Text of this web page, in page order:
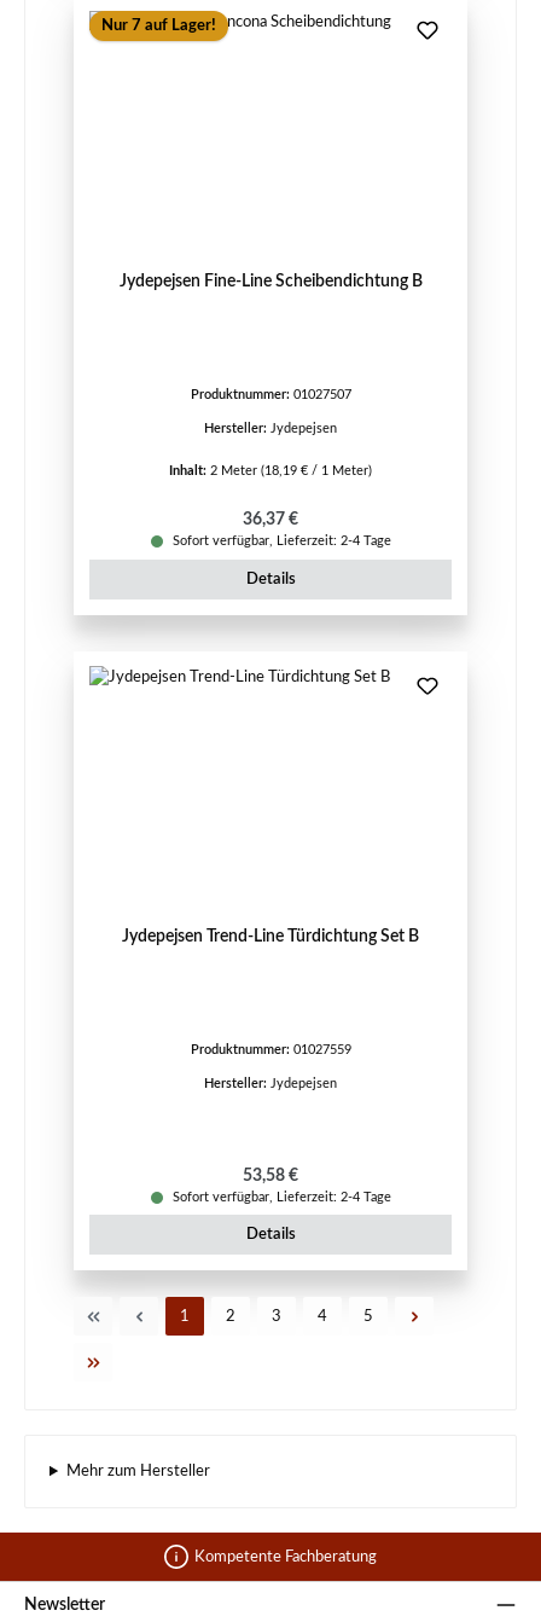
Nur 7 auf Lager!
Jydepejsen Fine-Line Scheibendichtung B
Produktnummer: 01027507
Hersteller: Jydepejsen
Inhalt: 2 Meter (18,19 € / 1 Meter)
Regulärer Preis:
36,37 €
Sofort verfügbar, Lieferzeit: 2-4 Tage
Details
Jydepejsen Trend-Line Türdichtung Set B
Produktnummer: 01027559
Hersteller: Jydepejsen
Regulärer Preis:
53,58 €
Sofort verfügbar, Lieferzeit: 2-4 Tage
Details
Seite
1 Seite
2 Seite
3 Seite
4 Seite
5
Mehr zum Hersteller
Kompetente Fachberatung
Newsletter